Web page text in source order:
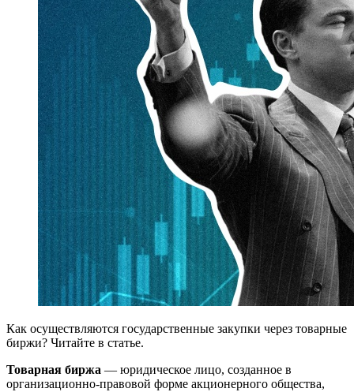
Как осуществляются государственные закупки через товарные
биржи? Читайте в статье.
Товарная биржа — юридическое лицо, созданное в
организационно-правовой форме акционерного общества,